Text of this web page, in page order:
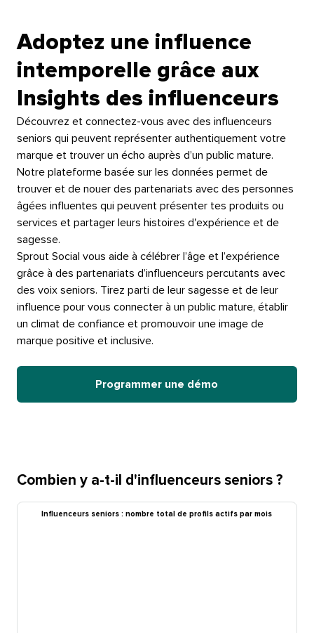
Adoptez une influence
intemporelle grâce aux
Insights des influenceurs​​
Découvrez et connectez-vous avec des influenceurs
seniors qui peuvent représenter authentiquement votre
marque et trouver un écho auprès d’un public mature.
Notre plateforme basée sur les données permet de
trouver et de nouer des partenariats avec des personnes
âgées influentes qui peuvent présenter tes produits ou
services et partager leurs histoires d'expérience et de
sagesse.​​
Sprout Social vous aide à célébrer l’âge et l’expérience
grâce à des partenariats d’influenceurs percutants avec
des voix seniors. Tirez parti de leur sagesse et de leur
influence pour vous connecter à un public mature, établir
un climat de confiance et promouvoir une image de
marque positive et inclusive.​​
Programmer une démo​​
Combien y a-t-il d'influenceurs seniors ?​​
Influenceurs seniors : nombre total de profils actifs par mois​​